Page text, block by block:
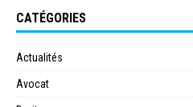
CATÉGORIES
Actualités
Avocat